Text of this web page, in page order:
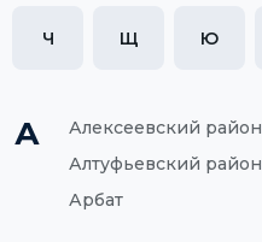
Ч Щ Ю
А
Алексеевский район
Алтуфьевский район
Арбат